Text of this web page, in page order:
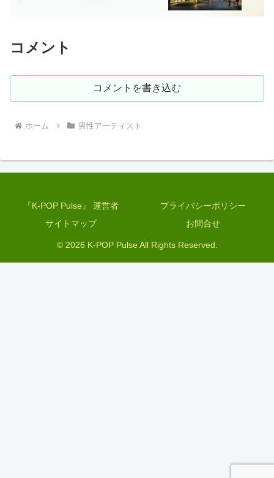
コメント
コメントを書き込む
ホーム 男性アーティスト
『K-POP Pulse』 運営者
プライバシーポリシー
サイトマップ
お問合せ
© 2026 K-POP Pulse All Rights Reserved.